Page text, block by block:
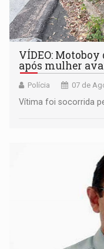
VÍDEO:
após mulher
Polícia 07 de
Vítima foi socorrida